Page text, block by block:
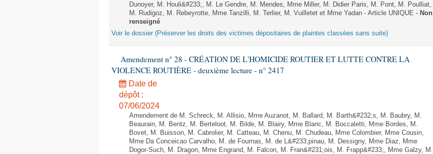
Dunoyer, M. Houli&#233;, M. Le Gendre, M. Mendes, Mme Miller, M. Didier Paris, M. Pont, M. Poulliat,
M. Rudigoz, M. Rebeyrotte, Mme Tanzilli, M. Terlier, M. Vuilletet et Mme Yadan - Article UNIQUE - Non
renseigné
Voir le dossier (Préserver les droits des victimes dépositaires de plaintes classées sans suite)
Amendement n° 28 - CRÉATION DE L'HOMICIDE ROUTIER ET LUTTE CONTRE LA
VIOLENCE ROUTIÈRE - deuxième lecture - n° 2417
Date de
dépôt :
07/06/2024
Amendement de M. Schreck, M. Allisio, Mme Auzanot, M. Ballard, M. Barth&#232;s, M. Baubry, M.
Beaurain, M. Bentz, M. Berteloot, M. Bilde, M. Blairy, Mme Blanc, M. Boccaletti, Mme Bordes, M.
Bovet, M. Buisson, M. Cabrolier, M. Catteau, M. Chenu, M. Chudeau, Mme Colombier, Mme Cousin,
Mme Da Conceicao Carvalho, M. de Fournas, M. de L&#233;pinau, M. Dessigny, Mme Diaz, Mme
Dogor-Such, M. Dragon, Mme Engrand, M. Falcon, M. Fran&#231;ois, M. Frapp&#233;, Mme Galzy, M.